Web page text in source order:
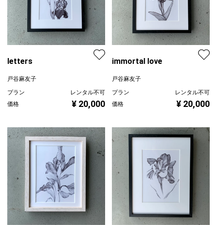
letters
戸谷麻友子
プラン
レンタル不可
価格
¥ 20,000
immortal love
戸谷麻友子
プラン
レンタル不可
価格
¥ 20,000